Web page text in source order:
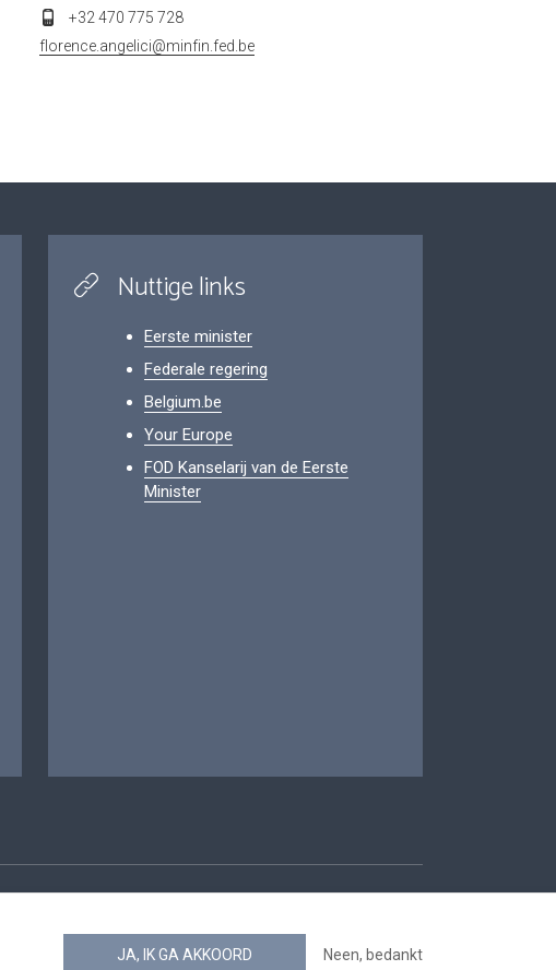
+32 470 775 728
florence.angelici@minfin.fed.be
Nuttige links
Eerste minister
Federale regering
Belgium.be
Your Europe
FOD Kanselarij van de Eerste
Minister
JA, IK GA AKKOORD Neen, bedankt